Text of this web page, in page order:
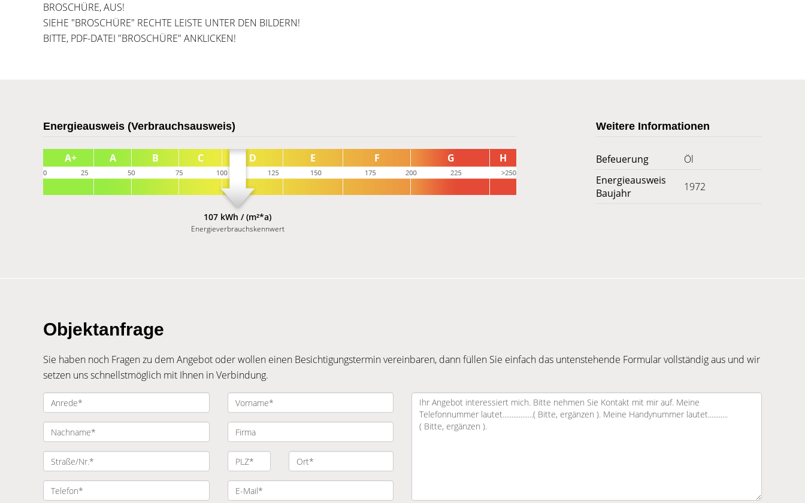
BROSCHÜRE, AUS!
SIEHE "BROSCHÜRE" RECHTE LEISTE UNTER DEN BILDERN!
BITTE, PDF-DATEI "BROSCHÜRE" ANKLICKEN!
Energieausweis (Verbrauchsausweis)
107 kWh / (m²*a)
Energieverbrauchskennwert
Weitere Informationen
Befeuerung
Öl
Energieausweis
Baujahr
1972
Objektanfrage
Sie haben noch Fragen zu dem Angebot oder wollen einen Besichtigungstermin vereinbaren, dann füllen Sie einfach das untenstehende Formular vollständig aus und wir
setzen uns schnellstmöglich mit Ihnen in Verbindung.